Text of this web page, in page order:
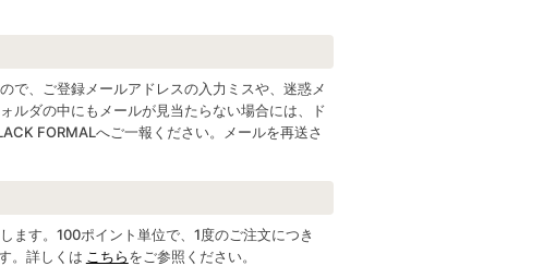
で、ご登録メールアドレスの入力ミスや、迷惑メ
ルダの中にもメールが見当たらない場合には、ド
FORMALへご一報ください。メールを再送さ
ます。100ポイント単位で、1度のご注文につき
。詳しくは こちらをご参照ください。